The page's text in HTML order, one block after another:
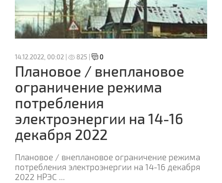
14.12.2022, 00:02 | 825 | 0
Плановое / внеплановое
ограничение режима
потребления
электроэнергии на 14-16
декабря 2022
Плановое / внеплановое ограничение режима
потребления электроэнергии на 14-16 декабря
2022 НРЭС ...